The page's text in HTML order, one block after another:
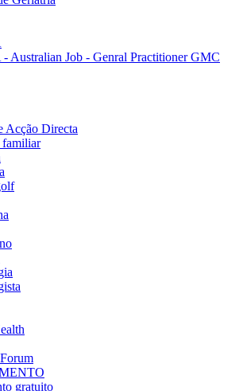
Australian Job - Genral Practitioner GMC
Acção Directa
familiar
gratuito